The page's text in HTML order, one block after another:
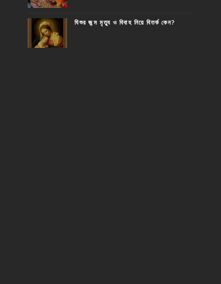
যিশুর জন্ম মৃত্যু ও বিবাহ নিয়ে বিতর্ক কেন?